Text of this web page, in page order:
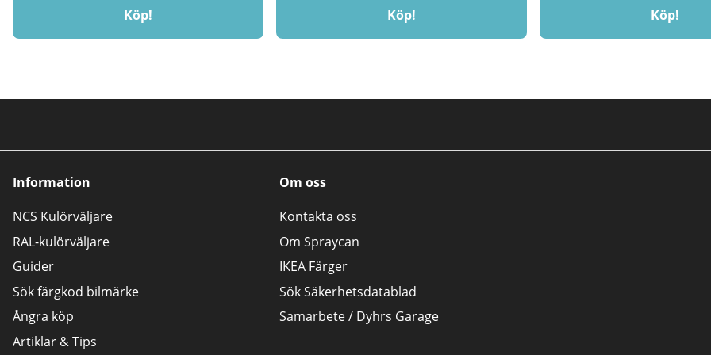
Köp! Köp! Köp!
Information
NCS Kulörväljare
RAL-kulörväljare
Guider
Sök färgkod bilmärke
Ångra köp
Artiklar & Tips
Om oss
Kontakta oss
Om Spraycan
IKEA Färger
Sök Säkerhetsdatablad
Samarbete / Dyhrs Garage